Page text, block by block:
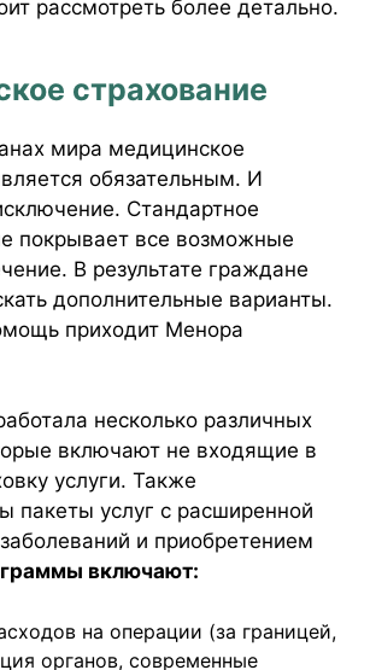
рассмотреть более детально.
страхование
мира медицинское
обязательным. И
Стандартное
покрывает все возможные
В результате граждане
дополнительные варианты.
приходит Менора
несколько различных
включают не входящие в
услуги. Также
пакеты услуг с расширенной
и приобретением
включают:
на операции (за границей,
органов, современные